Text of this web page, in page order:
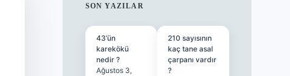
SIDEBAR
SON YAZILAR
43’ün
karekökü
nedir ?
Ağustos 3,
210 sayısının
kaç tane asal
çarpanı vardır
?